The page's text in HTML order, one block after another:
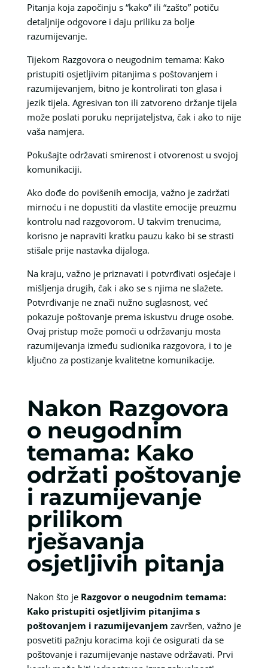
Pitanja koja započinju s “kako” ili “zašto” potiču
detaljnije odgovore i daju priliku za bolje
razumijevanje.
Tijekom Razgovora o neugodnim temama: Kako
pristupiti osjetljivim pitanjima s poštovanjem i
razumijevanjem, bitno je kontrolirati ton glasa i
jezik tijela. Agresivan ton ili zatvoreno držanje tijela
može poslati poruku neprijateljstva, čak i ako to nije
vaša namjera.
Pokušajte održavati smirenost i otvorenost u svojoj
komunikaciji.
Ako dođe do povišenih emocija, važno je zadržati
mirnoću i ne dopustiti da vlastite emocije preuzmu
kontrolu nad razgovorom. U takvim trenucima,
korisno je napraviti kratku pauzu kako bi se strasti
stišale prije nastavka dijaloga.
Na kraju, važno je priznavati i potvrđivati osjećaje i
mišljenja drugih, čak i ako se s njima ne slažete.
Potvrđivanje ne znači nužno suglasnost, već
pokazuje poštovanje prema iskustvu druge osobe.
Ovaj pristup može pomoći u održavanju mosta
razumijevanja između sudionika razgovora, i to je
ključno za postizanje kvalitetne komunikacije.
Nakon Razgovora
o neugodnim
temama: Kako
održati poštovanje
i razumijevanje
prilikom
rješavanja
osjetljivih pitanja
Nakon što je Razgovor o neugodnim temama:
Kako pristupiti osjetljivim pitanjima s
poštovanjem i razumijevanjem završen, važno je
posvetiti pažnju koracima koji će osigurati da se
poštovanje i razumijevanje nastave održavati. Prvi